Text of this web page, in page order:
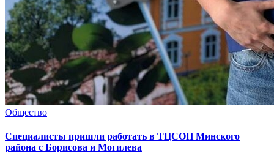
Общество
Специалисты пришли работать в ТЦСОН Минского
района с Борисова и Могилева